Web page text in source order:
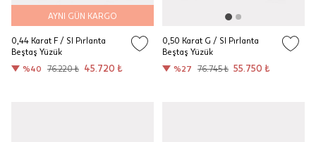
AYNI GÜN KARGO
0,44 Karat F / SI Pırlanta
Beştaş Yüzük
%40
76.220 ₺ 45.720 ₺
0,50 Karat G / SI Pırlanta
Beştaş Yüzük
%27
76.745 ₺ 55.750 ₺